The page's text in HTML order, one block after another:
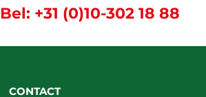
Bel: +31 (0)10-302 18 88
CONTACT